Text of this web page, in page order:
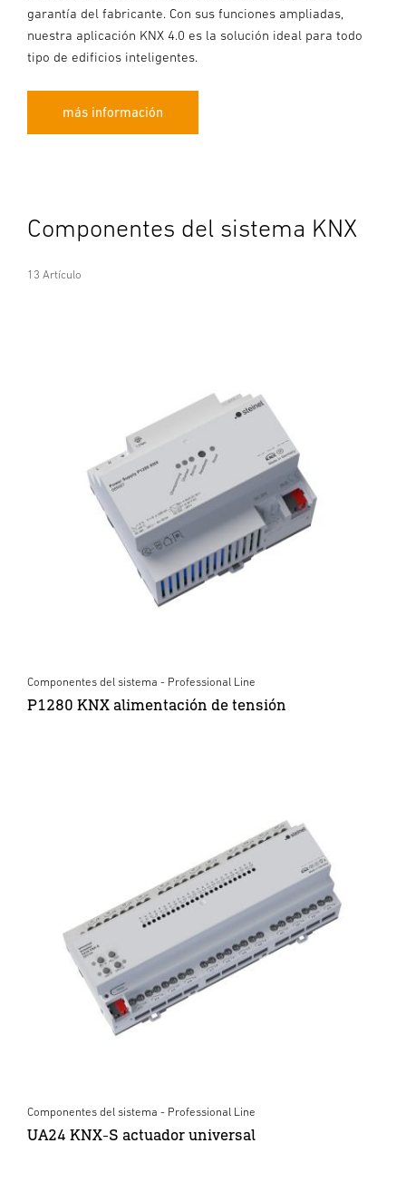
garantía del fabricante. Con sus funciones ampliadas,
nuestra aplicación KNX 4.0 es la solución ideal para todo
tipo de edificios inteligentes.
más información
Componentes del sistema KNX
13 Artículo
Componentes del sistema - Professional Line
P1280 KNX alimentación de tensión
Componentes del sistema - Professional Line
UA24 KNX-S actuador universal